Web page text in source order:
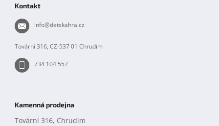
Kontakt
info@detskahra.cz
Tovární 316, CZ-537 01 Chrudim
734 104 557
Kamenná prodejna
Tovární 316, Chrudim